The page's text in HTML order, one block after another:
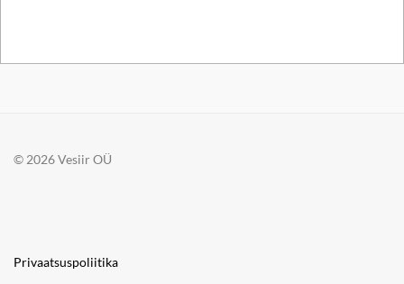
© 2026 Vesiir OÜ
Privaatsuspoliitika